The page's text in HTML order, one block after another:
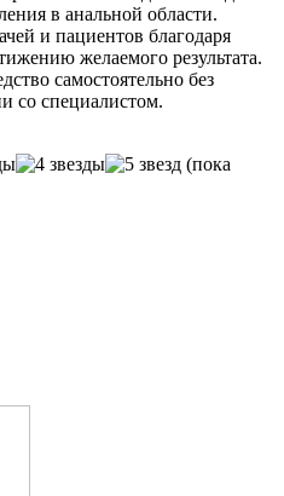
в анальной области.
и пациентов благодаря
желаемого результата.
самостоятельно без
со специалистом.
(пока